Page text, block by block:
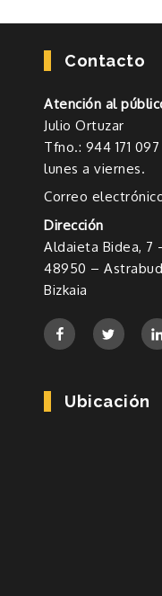
Contacto
Atención al
Julio Ortuzar
Tfno.: 944 171
lunes a viernes.
Correo
Dirección
Aldaieta Bidea, 7
48950 –
Bizkaia
Ubicación